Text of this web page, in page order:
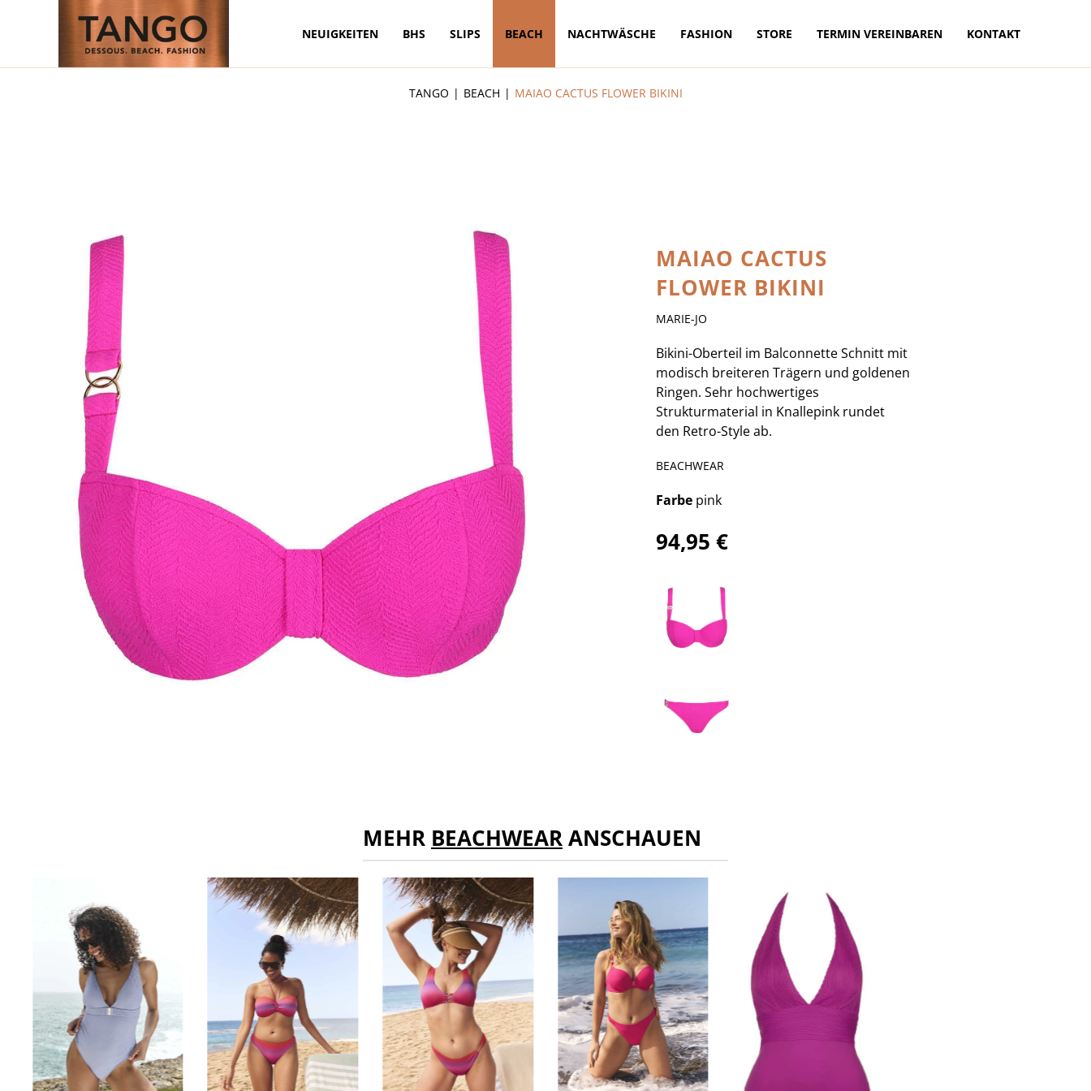
Zum Hauptinhalt springen
NEUIGKEITEN BHS SLIPS BEACH NACHTWÄSCHE FASHION STORE TERMIN VEREINBAREN KONTAKT
TANGO BEACH MAIAO CACTUS FLOWER BIKINI
MAIAO CACTUS
FLOWER BIKINI
MARIE-JO
Bikini-Oberteil im Balconnette Schnitt mit
modisch breiteren Trägern und goldenen
Ringen. Sehr hochwertiges
Strukturmaterial in Knallepink rundet
den Retro-Style ab.
BEACHWEAR
Farbe pink
94,95 €
MEHR BEACHWEARANSCHAUEN